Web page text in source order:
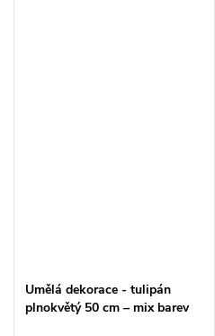
Umělá dekorace - tulipán
plnokvětý 50 cm – mix barev